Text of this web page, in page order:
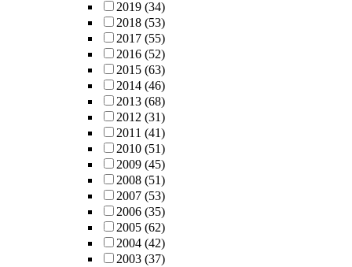
2019 (34)
2018 (53)
2017 (55)
2016 (52)
2015 (63)
2014 (46)
2013 (68)
2012 (31)
2011 (41)
2010 (51)
2009 (45)
2008 (51)
2007 (53)
2006 (35)
2005 (62)
2004 (42)
2003 (37)